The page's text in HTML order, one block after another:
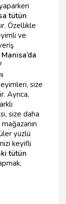
tütün
Özellikle
ve
Manisa’da
size
Ayrıca,
size daha
yüzlü
keyifli
tütün